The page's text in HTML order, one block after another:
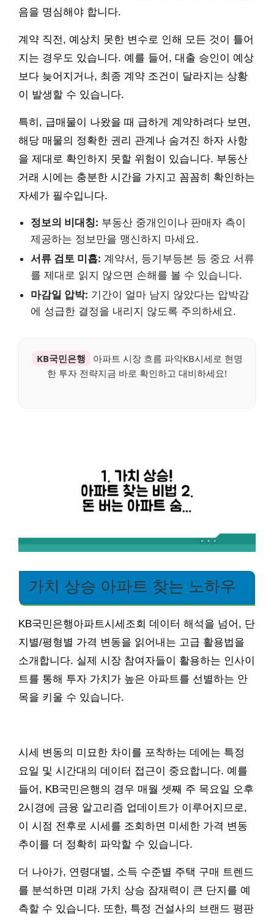
음을 명심해야 합니다.
계약 직전, 예상치 못한 변수로 인해 모든 것이 틀어
지는 경우도 있습니다. 예를 들어, 대출 승인이 예상
보다 늦어지거나, 최종 계약 조건이 달라지는 상황
이 발생할 수 있습니다.
특히, 급매물이 나왔을 때 급하게 계약하려다 보면,
해당 매물의 정확한 권리 관계나 숨겨진 하자 사항
을 제대로 확인하지 못할 위험이 있습니다. 부동산
거래 시에는 충분한 시간을 가지고 꼼꼼히 확인하는
자세가 필수입니다.
정보의 비대칭: 부동산 중개인이나 판매자 측이
제공하는 정보만을 맹신하지 마세요.
서류 검토 미흡: 계약서, 등기부등본 등 중요 서류
를 제대로 읽지 않으면 손해를 볼 수 있습니다.
마감일 압박: 기간이 얼마 남지 않았다는 압박감
에 성급한 결정을 내리지 않도록 주의하세요.
KB국민은행
아파트 시장 흐름 파악KB시세로 현명
한 투자 전략지금 바로 확인하고 대비하세요!
가치 상승 아파트 찾는 노하우
KB국민은행아파트시세조회 데이터 해석을 넘어, 단
지별/평형별 가격 변동을 읽어내는 고급 활용법을
소개합니다. 실제 시장 참여자들이 활용하는 인사이
트를 통해 투자 가치가 높은 아파트를 선별하는 안
목을 키울 수 있습니다.
시세 변동의 미묘한 차이를 포착하는 데에는 특정
요일 및 시간대의 데이터 접근이 중요합니다. 예를
들어, KB국민은행의 경우 매월 셋째 주 목요일 오후
2시경에 금융 알고리즘 업데이트가 이루어지므로,
이 시점 전후로 시세를 조회하면 미세한 가격 변동
추이를 더 정확히 파악할 수 있습니다.
더 나아가, 연령대별, 소득 수준별 주택 구매 트렌드
를 분석하면 미래 가치 상승 잠재력이 큰 단지를 예
측할 수 있습니다. 또한, 특정 건설사의 브랜드 평판